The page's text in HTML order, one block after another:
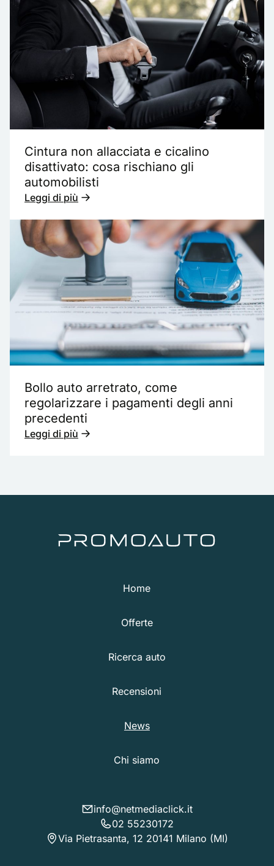
Cintura non allacciata e cicalino
disattivato: cosa rischiano gli
automobilisti
Leggi di più
Bollo auto arretrato, come
regolarizzare i pagamenti degli anni
precedenti
Leggi di più
Home
Offerte
Ricerca auto
Recensioni
News
Chi siamo
info@netmediaclick.it
02 55230172
Via Pietrasanta, 12 20141 Milano (MI)